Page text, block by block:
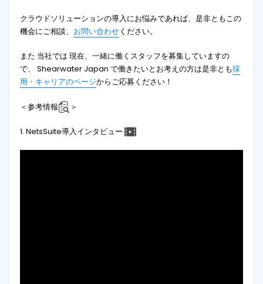
クラウドソリューションの導入にお悩みであれば、是非ともこの
機会にご相談、 お問い合わせください。
また 当社では 現在、一緒に働くスタッフを募集していますの
で、 Shearwater Japan で働きたいとお考えの方は是非とも採
用・キャリアのページからご応募ください！
＜参考情報 ＞
1. NetsSuite導入インタビュー